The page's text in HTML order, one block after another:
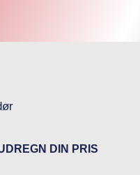
DIN PRIS